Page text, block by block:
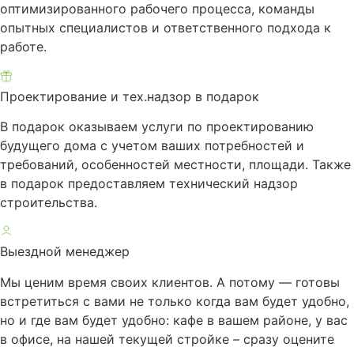
оптимизированного рабочего процесса, команды
опытных специалистов и ответственного подхода к
работе.
Проектирование и тех.надзор в подарок
В подарок оказываем услуги по проектированию
будущего дома с учетом ваших потребностей и
требований, особенностей местности, площади. Также
в подарок предоставляем технический надзор
строительства.
Выездной менеджер
Мы ценим время своих клиентов. А потому — готовы
встретиться с вами не только когда вам будет удобно,
но и где вам будет удобно: кафе в вашем районе, у вас
в офисе, на нашей текущей стройке – сразу оцените